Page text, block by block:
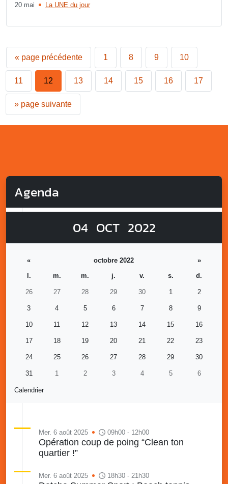
20 mai La UNE du jour
« page précédente 1 8 9 10
11 12 13 14 15 16 17
» page suivante
Agenda
04 OCT 2022
Calendrier
« octobre 2022
»
l.
m. m. j. v. s. d.
26 27 28 29 30 1 2
3 4 5 6 7 8 9
10 11 12 13 14 15 16
17 18 19 20 21 22 23
24 25 26 27 28 29 30
31 1 2 3 4 5 6
Mer. 6 août 2025 09h00 - 12h00
Opération coup de poing “Clean ton
quartier !”
Mer. 6 août 2025 18h30 - 21h30